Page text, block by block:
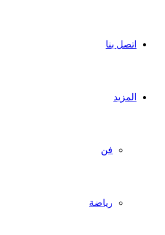
اتصل بنا
المزيد
فن
رياضة